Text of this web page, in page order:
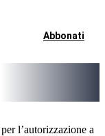
Abbonati
l’autorizzazione a